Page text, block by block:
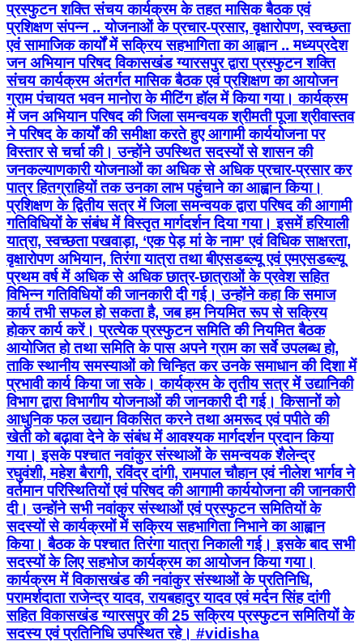
प्रस्फुटन शक्ति संचय कार्यक्रम के तहत मासिक बैठक एवं
प्रशिक्षण संपन्न .. योजनाओं के प्रचार-प्रसार, वृक्षारोपण, स्वच्छता
एवं सामाजिक कार्यों में सक्रिय सहभागिता का आह्वान .. मध्यप्रदेश
जन अभियान परिषद विकासखंड ग्यारसपुर द्वारा प्रस्फुटन शक्ति
संचय कार्यक्रम अंतर्गत मासिक बैठक एवं प्रशिक्षण का आयोजन
ग्राम पंचायत भवन मानोरा के मीटिंग हॉल में किया गया। कार्यक्रम
में जन अभियान परिषद की जिला समन्वयक श्रीमती पूजा श्रीवास्तव
ने परिषद के कार्यों की समीक्षा करते हुए आगामी कार्ययोजना पर
विस्तार से चर्चा की। उन्होंने उपस्थित सदस्यों से शासन की
जनकल्याणकारी योजनाओं का अधिक से अधिक प्रचार-प्रसार कर
पात्र हितग्राहियों तक उनका लाभ पहुंचाने का आह्वान किया।
प्रशिक्षण के द्वितीय सत्र में जिला समन्वयक द्वारा परिषद की आगामी
गतिविधियों के संबंध में विस्तृत मार्गदर्शन दिया गया। इसमें हरियाली
यात्रा, स्वच्छता पखवाड़ा, ‘एक पेड़ मां के नाम’ एवं विधिक साक्षरता,
वृक्षारोपण अभियान, तिरंगा यात्रा तथा बीएसडब्ल्यू एवं एमएसडब्ल्यू
प्रथम वर्ष में अधिक से अधिक छात्र-छात्राओं के प्रवेश सहित
विभिन्न गतिविधियों की जानकारी दी गई। उन्होंने कहा कि समाज
कार्य तभी सफल हो सकता है, जब हम नियमित रूप से सक्रिय
होकर कार्य करें। प्रत्येक प्रस्फुटन समिति की नियमित बैठक
आयोजित हो तथा समिति के पास अपने ग्राम का सर्वे उपलब्ध हो,
ताकि स्थानीय समस्याओं को चिन्हित कर उनके समाधान की दिशा में
प्रभावी कार्य किया जा सके। कार्यक्रम के तृतीय सत्र में उद्यानिकी
विभाग द्वारा विभागीय योजनाओं की जानकारी दी गई। किसानों को
आधुनिक फल उद्यान विकसित करने तथा अमरूद एवं पपीते की
खेती को बढ़ावा देने के संबंध में आवश्यक मार्गदर्शन प्रदान किया
गया। इसके पश्चात नवांकुर संस्थाओं के समन्वयक शैलेन्द्र
रघुवंशी, महेश बैरागी, रविंद्र दांगी, रामपाल चौहान एवं नीलेश भार्गव ने
वर्तमान परिस्थितियों एवं परिषद की आगामी कार्ययोजना की जानकारी
दी। उन्होंने सभी नवांकुर संस्थाओं एवं प्रस्फुटन समितियों के
सदस्यों से कार्यक्रमों में सक्रिय सहभागिता निभाने का आह्वान
किया। बैठक के पश्चात तिरंगा यात्रा निकाली गई। इसके बाद सभी
सदस्यों के लिए सहभोज कार्यक्रम का आयोजन किया गया।
कार्यक्रम में विकासखंड की नवांकुर संस्थाओं के प्रतिनिधि,
परामर्शदाता राजेन्द्र यादव, रायबहादुर यादव एवं मर्दन सिंह दांगी
सहित विकासखंड ग्यारसपुर की 25 सक्रिय प्रस्फुटन समितियों के
सदस्य एवं प्रतिनिधि उपस्थित रहे। #vidisha